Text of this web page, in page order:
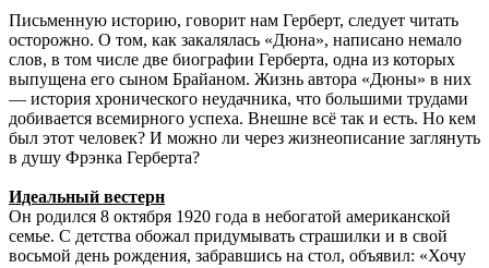
Письменную историю, говорит нам Герберт, следует читать
осторожно. О том, как закалялась «Дюна», написано немало
слов, в том числе две биографии Герберта, одна из которых
выпущена его сыном Брайаном. Жизнь автора «Дюны» в них
— история хронического неудачника, что большими трудами
добивается всемирного успеха. Внешне всё так и есть. Но кем
был этот человек? И можно ли через жизнеописание заглянуть
в душу Фрэнка Герберта?
Идеальный вестерн
Он родился 8 октября 1920 года в небогатой американской
семье. С детства обожал придумывать страшилки и в свой
восьмой день рождения, забравшись на стол, объявил: «Хочу